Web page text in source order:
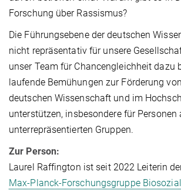
Forschung über Rassismus?
Die Führungsebene der deutschen
nicht repräsentativ für unsere
unser Team für Chancengleichheit dazu
laufende Bemühungen zur Förderung
deutschen Wissenschaft und im
unterstützen, insbesondere für Personen
unterrepräsentierten Gruppen.
Zur Person:
Laurel Raffington ist seit 2022 Leiterin
Max-Planck-Forschungsgruppe